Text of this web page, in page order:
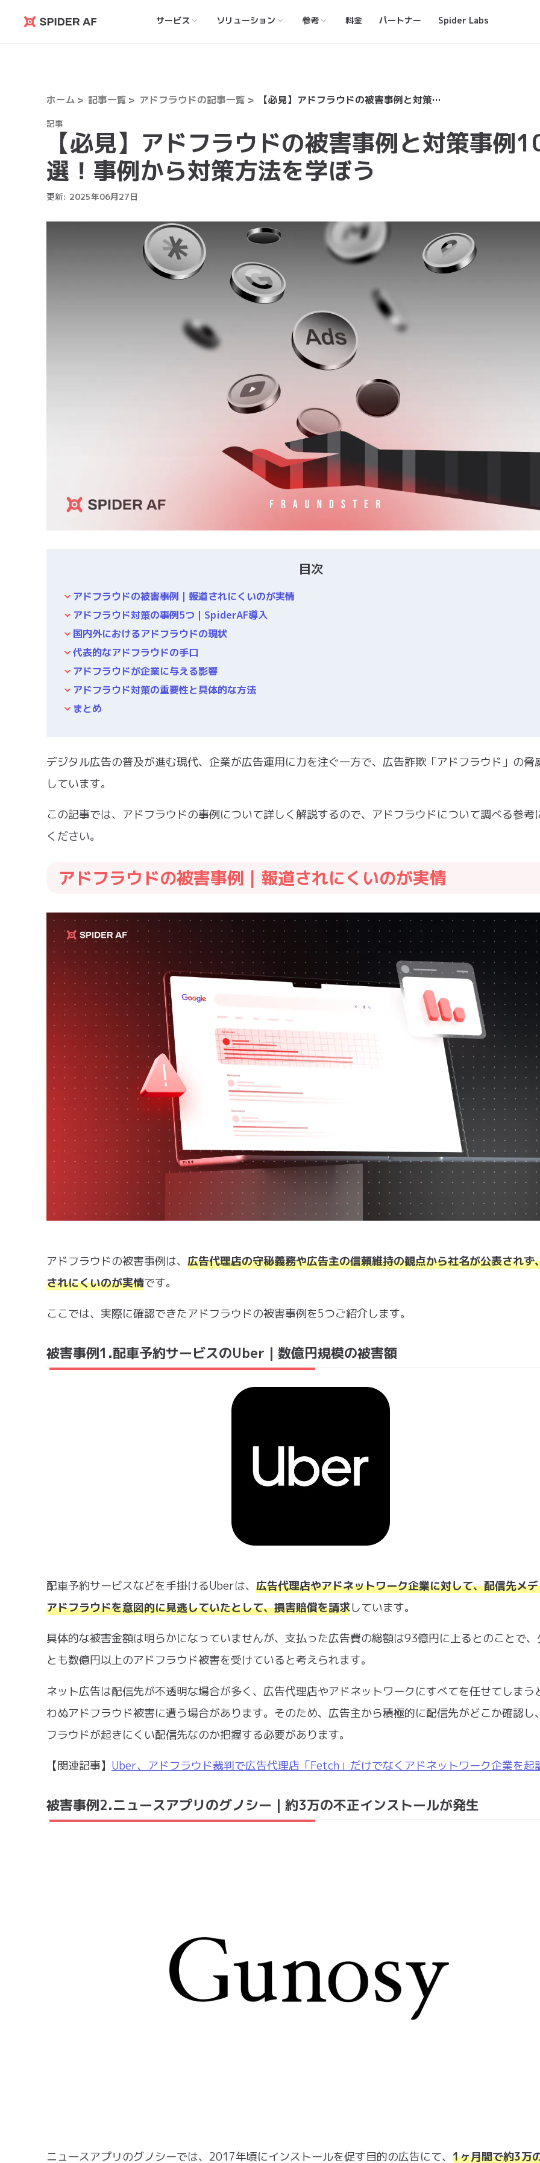
Spider
サービス ソリューション 参考 料金 パートナー Spider Labs
ホーム 記事一覧 アドフラウドの記事一覧 【必見】アドフラウドの被害事例と対策事例10選！事例から対策方法を学ぼう
記事
【必見】アドフラウドの被害事例と対策事例
選！事例から対策方法を学ぼう
更新: 2025年06月27日
目次
アドフラウドの被害事例｜報道されにくいのが実情
アドフラウド対策の事例5つ｜SpiderAF導入
国内外におけるアドフラウドの現状
代表的なアドフラウドの手口
アドフラウドが企業に与える影響
アドフラウド対策の重要性と具体的な方法
まとめ
デジタル広告の普及が進む現代、企業が広告運用に力を注ぐ一方で、広告詐欺「アドフラウド」の脅
しています。
この記事では、アドフラウドの事例について詳しく解説するので、アドフラウドについて調べる参考
ください。
アドフラウドの被害事例｜報道されにくいのが実情
アドフラウドの被害事例は、 広告代理店の守秘義務や広告主の信頼維持の観点から社名が公表されず
されにくいのが実情です。
ここでは、実際に確認できたアドフラウドの被害事例を5つご紹介します。
被害事例1.配車予約サービスのUber｜数億円規模の被害額
‍配車予約サービスなどを手掛けるUberは、 広告代理店やアドネットワーク企業に対して、配信先メ
アドフラウドを意図的に見逃していたとして、損害賠償を請求しています。
具体的な被害金額は明らかになっていませんが、支払った広告費の総額は93億円に上るとのことで
とも数億円以上のアドフラウド被害を受けていると考えられます。
ネット広告は配信先が不透明な場合が多く、広告代理店やアドネットワークにすべてを任せてしまう
わぬアドフラウド被害に遭う場合があります。そのため、広告主から積極的に配信先がどこか確認し
フラウドが起きにくい配信先なのか把握する必要があります。
【関連記事】 Uber、アドフラウド裁判で広告代理店「Fetch」だけでなくアドネットワーク企業を起
被害事例2.ニュースアプリのグノシー｜約3万の不正インストールが発生
ニュースアプリのグノシーでは、2017年頃にインストールを促す目的の広告にて、 1ヶ月間で約3万